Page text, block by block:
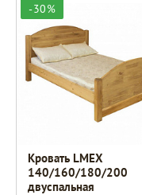
-30%
Кровать LMEX
140/160/180/200
двуспальная